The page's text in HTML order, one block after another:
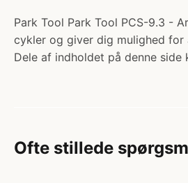
Park Tool Park Tool PCS-9.3 -
cykler og giver dig mulighed for
Dele af indholdet på denne
Ofte stillede